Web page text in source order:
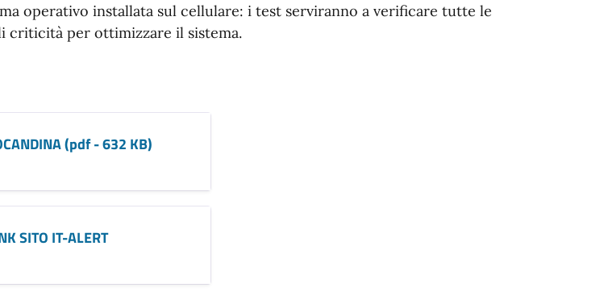
operativo installata sul cellulare: i test serviranno a verificare tutte le
criticità per ottimizzare il sistema.
(pdf - 632 KB)
SITO IT-ALERT